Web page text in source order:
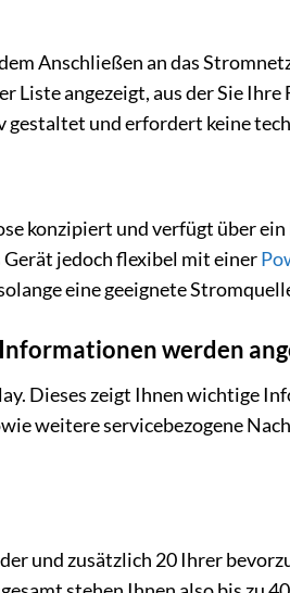
Anschließen an das
angezeigt, aus der Sie
und erfordert keine
konzipiert und verfügt über
jedoch flexibel mit einer
eine geeignete
werden
Dieses zeigt Ihnen wichtige
weitere servicebezogene
und zusätzlich 20 Ihrer